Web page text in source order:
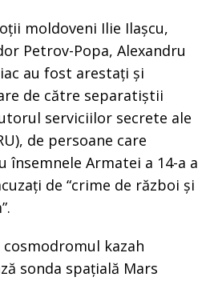
moldoveni Ilie Ilașcu,
Petrov-Popa, Alexandru
au fost arestați și
de către separatiștii
serviciilor secrete ale
de persoane care
însemnele Armatei a 14-a a
de “crime de război și
cosmodromul kazah
sonda spațială Mars